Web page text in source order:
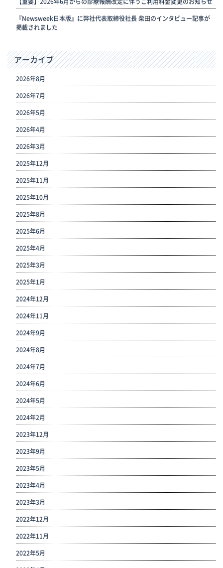
『Newsweek日本版』に弊社代表取締役社長 柴田のインタビュー記事が
掲載されました
アーカイブ
2026年8月
2026年7月
2026年5月
2026年4月
2026年3月
2025年12月
2025年11月
2025年10月
2025年8月
2025年6月
2025年4月
2025年3月
2025年1月
2024年12月
2024年11月
2024年9月
2024年8月
2024年7月
2024年6月
2024年5月
2024年2月
2023年12月
2023年9月
2023年5月
2023年4月
2023年3月
2022年12月
2022年11月
2022年5月